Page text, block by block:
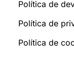
Política de
Política de
Política de